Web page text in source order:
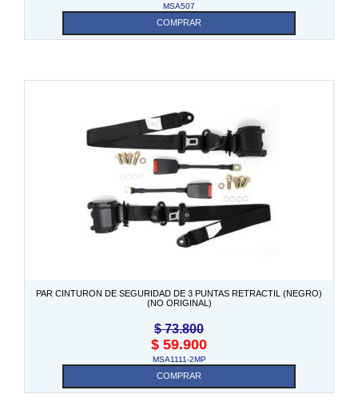
MSA507
COMPRAR
PAR CINTURON DE SEGURIDAD DE 3 PUNTAS RETRACTIL (NEGRO)
(NO ORIGINAL)
$73.800
$ 59.900
MSA1111-2MP
COMPRAR